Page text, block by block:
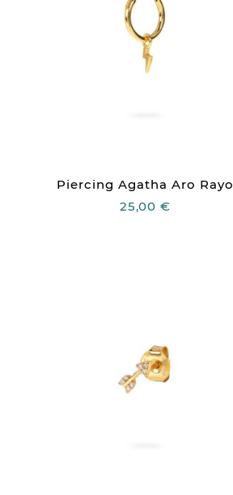
Piercing Agatha Aro Rayo
25,00 €